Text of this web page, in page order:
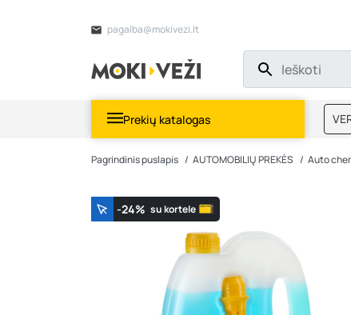
pagalba@mokivezi.lt
Prekių katalogas
Pagrindinis puslapis AUTOMOBILIŲ PREKĖS Auto
-24% su kortele